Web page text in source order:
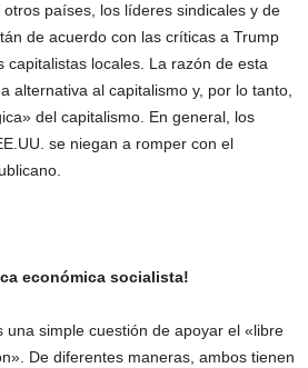
países, los líderes sindicales y de
de acuerdo con las críticas a Trump
capitalistas locales. La razón de esta
alternativa al capitalismo y, por lo tanto,
del capitalismo. En general, los
se niegan a romper con el
económica socialista!
una simple cuestión de apoyar el «libre
De diferentes maneras, ambos tienen